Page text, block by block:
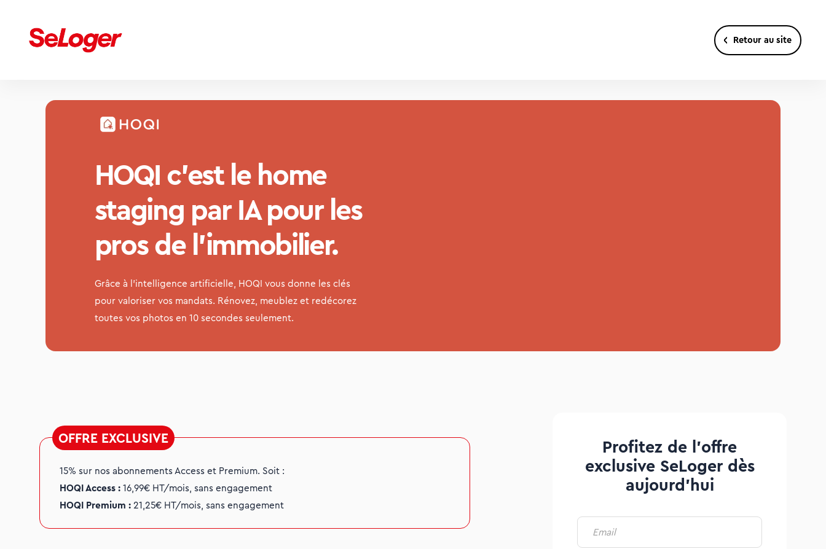
Retour au site
HOQI c’est le home
staging par IA pour les
pros de l'immobilier.
Grâce à l’intelligence artificielle, HOQI vous donne les clés
pour valoriser vos mandats. Rénovez, meublez et redécorez
toutes vos photos en 10 secondes seulement.
OFFRE EXCLUSIVE
15% sur nos abonnements Access et Premium. Soit :
HOQI Access :16,99€ HT/mois, sans engagement
HOQI Premium :21,25€ HT/mois, sans engagement
Profitez de l’offre
exclusive SeLoger dès
aujourd’hui